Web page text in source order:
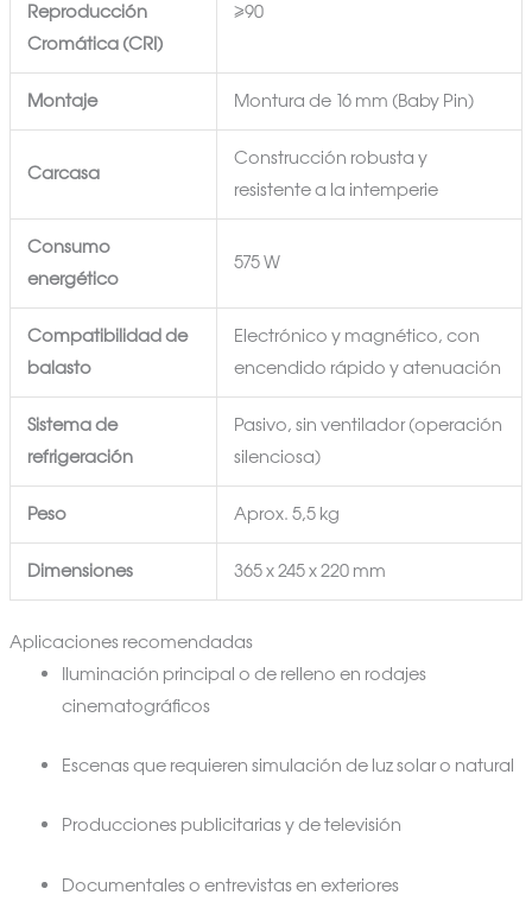
Reproducción
Cromática (CRI)
≥90
Montaje Montura de 16 mm (Baby Pin)
Carcasa
Construcción robusta y
resistente a la intemperie
Consumo
energético
575 W
Compatibilidad de
balasto
Electrónico y magnético, con
encendido rápido y atenuación
Sistema de
refrigeración
Pasivo, sin ventilador (operación
silenciosa)
Peso Aprox. 5,5 kg
Dimensiones 365 x 245 x 220 mm
Aplicaciones recomendadas
Iluminación principal o de relleno en rodajes
cinematográficos
Escenas que requieren simulación de luz solar o natural
Producciones publicitarias y de televisión
Documentales o entrevistas en exteriores